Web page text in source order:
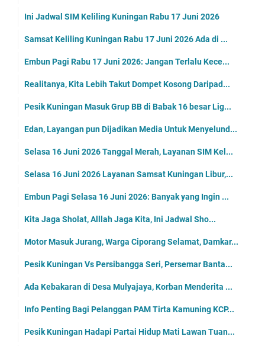
Ini Jadwal SIM Keliling Kuningan Rabu 17 Juni 2026
Samsat Keliling Kuningan Rabu 17 Juni 2026 Ada di ...
Embun Pagi Rabu 17 Juni 2026: Jangan Terlalu Kece...
Realitanya, Kita Lebih Takut Dompet Kosong Daripad...
Pesik Kuningan Masuk Grup BB di Babak 16 besar Lig...
Edan, Layangan pun Dijadikan Media Untuk Menyelund...
Selasa 16 Juni 2026 Tanggal Merah, Layanan SIM Kel...
Selasa 16 Juni 2026 Layanan Samsat Kuningan Libur,...
Embun Pagi Selasa 16 Juni 2026: Banyak yang Ingin ...
Kita Jaga Sholat, Alllah Jaga Kita, Ini Jadwal Sho...
Motor Masuk Jurang, Warga Ciporang Selamat, Damkar...
Pesik Kuningan Vs Persibangga Seri, Persemar Banta...
Ada Kebakaran di Desa Mulyajaya, Korban Menderita ...
Info Penting Bagi Pelanggan PAM Tirta Kamuning KCP...
Pesik Kuningan Hadapi Partai Hidup Mati Lawan Tuan...